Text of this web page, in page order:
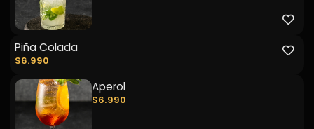
Piña Colada
$6.990
Aperol
$6.990